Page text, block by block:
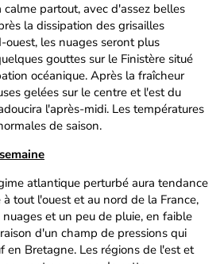
calme partout, avec d'assez belles
la dissipation des grisailles
les nuages seront plus
gouttes sur le Finistère situé
océanique. Après la fraîcheur
gelées sur le centre et l'est du
l'après-midi. Les températures
de saison.
atlantique perturbé aura tendance
tout l'ouest et au nord de la France,
et un peu de pluie, en faible
d'un champ de pressions qui
en Bretagne. Les régions de l'est et